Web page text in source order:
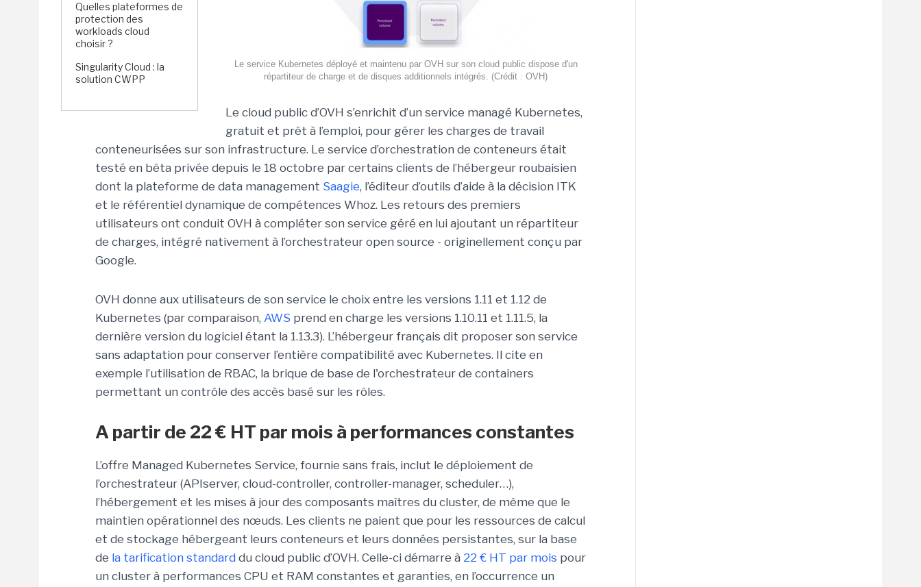
Quelles plateformes de
protection des
workloads cloud
choisir ?
Singularity Cloud : la
solution CWPP
Le service Kubernetes déployé et maintenu par OVH sur son cloud public dispose d'un
répartiteur de charge et de disques additionnels intégrés. (Crédit : OVH)
Le cloud public d’OVH s’enrichit d’un service managé Kubernetes,
gratuit et prêt à l’emploi, pour gérer les charges de travail
conteneurisées sur son infrastructure. Le service d’orchestration de conteneurs était
testé en bêta privée depuis le 18 octobre par certains clients de l’hébergeur roubaisien
dont la plateforme de data management Saagie, l’éditeur d’outils d’aide à la décision ITK
et le référentiel dynamique de compétences Whoz. Les retours des premiers
utilisateurs ont conduit OVH à compléter son service géré en lui ajoutant un répartiteur
de charges, intégré nativement à l’orchestrateur open source - originellement conçu par
Google.
OVH donne aux utilisateurs de son service le choix entre les versions 1.11 et 1.12 de
Kubernetes (par comparaison, AWS prend en charge les versions 1.10.11 et 1.11.5, la
dernière version du logiciel étant la 1.13.3). L’hébergeur français dit proposer son service
sans adaptation pour conserver l’entière compatibilité avec Kubernetes. Il cite en
exemple l’utilisation de RBAC, la brique de base de l'orchestrateur de containers
permettant un contrôle des accès basé sur les rôles.
A partir de 22 € HT par mois à performances constantes
L’offre Managed Kubernetes Service, fournie sans frais, inclut le déploiement de
l’orchestrateur (APIserver, cloud-controller, controller-manager, scheduler…),
l’hébergement et les mises à jour des composants maîtres du cluster, de même que le
maintien opérationnel des nœuds. Les clients ne paient que pour les ressources de calcul
et de stockage hébergeant leurs conteneurs et leurs données persistantes, sur la base
de la tarification standard du cloud public d’OVH. Celle-ci démarre à 22 € HT par mois pour
un cluster à performances CPU et RAM constantes et garanties, en l’occurrence un